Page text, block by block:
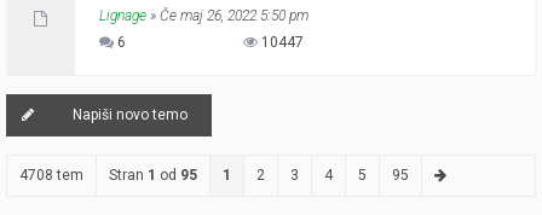
Lignage » Če maj 26, 2022 5:50 pm
6
10447
Napiši novo temo
4708 tem Stran 1 od 95 1 2 3 4 5 95